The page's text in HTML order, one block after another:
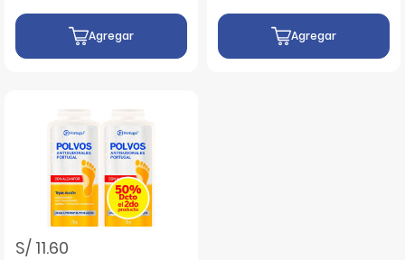
Agregar Agregar
S/ 11.60